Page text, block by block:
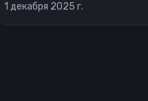
1 декабря 2025 г.